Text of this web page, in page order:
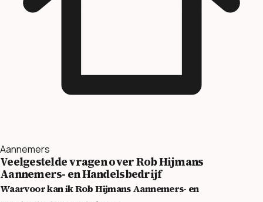
Aannemers
Veelgestelde vragen over Rob Hijmans
Aannemers- en Handelsbedrijf
Waarvoor kan ik Rob Hijmans Aannemers- en